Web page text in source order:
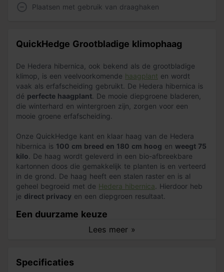
Plaatsen met gebruik van draaghaken
QuickHedge Grootbladige klimophaag
De Hedera hibernica, ook bekend als de grootbladige
klimop, is een veelvoorkomende haagplant en wordt
vaak als erfafscheiding gebruikt. De Hedera hibernica is
dé perfecte haagplant . De mooie diepgroene bladeren,
die winterhard en wintergroen zijn, zorgen voor een
mooie groene erfafscheiding.
Onze QuickHedge kant en klaar haag van de Hedera
hibernica is 100 cm breed en 180 cm hoog en weegt 75
kilo . De haag wordt geleverd in een bio-afbreekbare
kartonnen doos die gemakkelijk te planten is en verteerd
in de grond. De haag heeft een stalen raster en is al
geheel begroeid met de Hedera hibernica . Hierdoor heb
je direct privacy en een diepgroen resultaat.
Lees meer »
Een duurzame keuze
De bak is samengesteld uit bio-afbreekbaar karton. Na
Specificaties